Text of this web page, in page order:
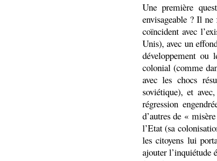
Une première
envisageable ? Il
coïncident avec
Unis), avec un
développement ou
colonial (comme
avec les chocs
soviétique), et
régression
d’autres de «
l’Etat (sa
les citoyens lui
ajouter l’inquiétude